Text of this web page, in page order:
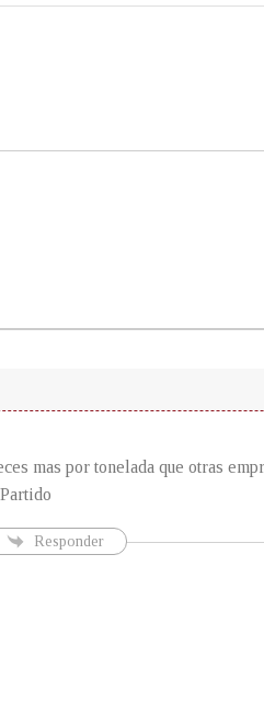
mas por tonelada que otras
Responder